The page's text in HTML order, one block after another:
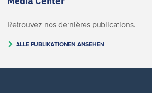
Retrouvez nos dernières publications.
ALLE PUBLIKATIONEN ANSEHEN